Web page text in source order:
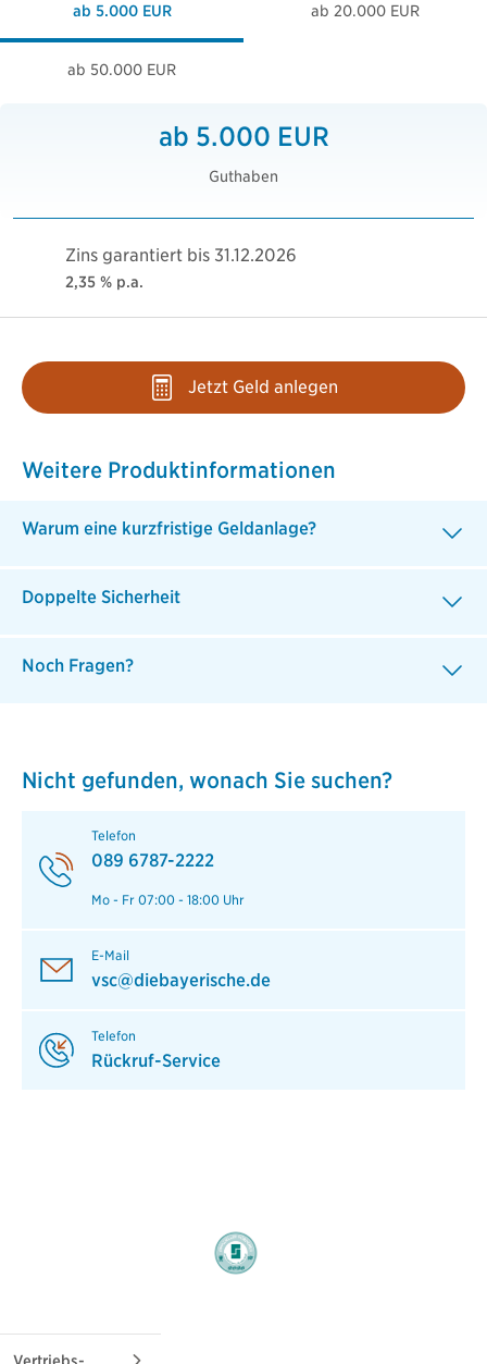
ab 5.000 EUR ab 20.000 EUR
ab 50.000 EUR
ab 5.000 EUR
Guthaben
Zins garantiert bis 31.12.2026
2,35 % p.a.
Jetzt Geld anlegen
Weitere Produktinformationen
Warum eine kurzfristige Geldanlage?
Doppelte Sicherheit
Noch Fragen?
Nicht gefunden, wonach Sie suchen?
Telefon
089 6787-2222
Mo - Fr 07:00 - 18:00 Uhr
E-Mail
vsc@diebayerische.de
Telefon
Rückruf-Service
Vertriebs-